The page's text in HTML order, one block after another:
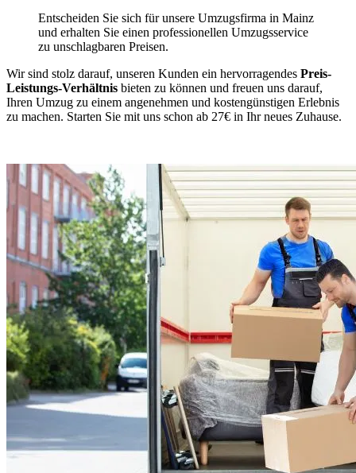
Entscheiden Sie sich für unsere Umzugsfirma in Mainz
und erhalten Sie einen professionellen Umzugsservice
zu unschlagbaren Preisen.
Wir sind stolz darauf, unseren Kunden ein hervorragendes Preis-
Leistungs-Verhältnis bieten zu können und freuen uns darauf,
Ihren Umzug zu einem angenehmen und kostengünstigen Erlebnis
zu machen. Starten Sie mit uns schon ab 27€ in Ihr neues Zuhause.